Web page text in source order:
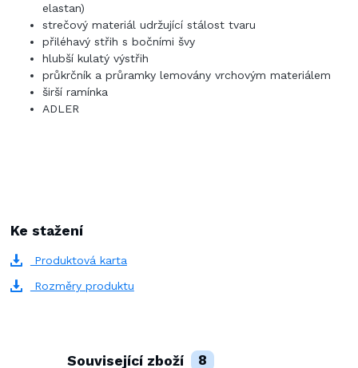
elastan)
strečový materiál udržující stálost tvaru
přiléhavý střih s bočními švy
hlubší kulatý výstřih
průkrčník a průramky lemovány vrchovým materiálem
širší ramínka
ADLER
Ke stažení
Produktová karta
Rozměry produktu
Související zboží 8